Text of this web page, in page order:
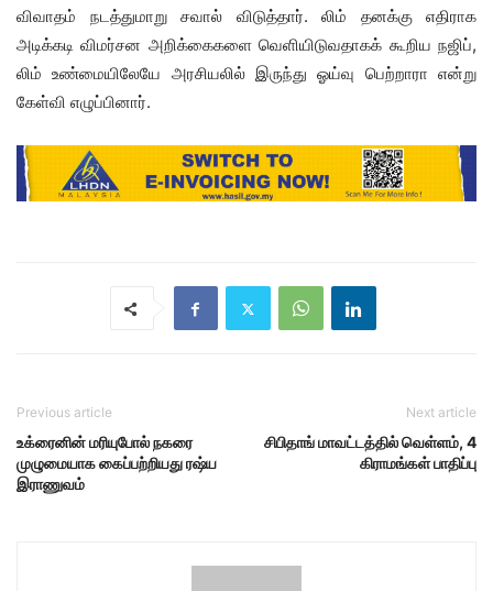
விவாதம் நடத்துமாறு சவால் விடுத்தார். லிம் தனக்கு எதிராக
அடிக்கடி விமர்சன அறிக்கைகளை வெளியிடுவதாகக் கூறிய நஜிப்,
லிம் உண்மையிலேயே அரசியலில் இருந்து ஓய்வு பெற்றாரா என்று
கேள்வி எழுப்பினார்.
Previous article
உக்ரைனின் மரியுபோல் நகரை
முழுமையாக கைப்பற்றியது ரஷ்ய
இராணுவம்
Next article
சிபிதாங் மாவட்டத்தில் வெள்ளம், 4
கிராமங்கள் பாதிப்பு